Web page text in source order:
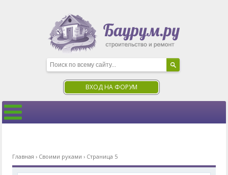
ВХОД НА ФОРУМ
Главная › Своими руками › Страница 5